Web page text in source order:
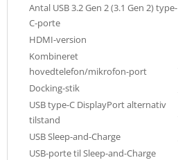
Antal USB 3.2 Gen 2 (3.1 Gen 2) type-
C-porte
HDMI-version
Kombineret
hovedtelefon/mikrofon-port
Docking-stik
USB type-C DisplayPort alternativ
tilstand
USB Sleep-and-Charge
USB-porte til Sleep-and-Charge